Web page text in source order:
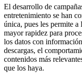
El desarrollo de
entretenimiento se han
única, pues les permite a
mayor rapidez para
los datos con
descargas, el
contenidos más
que los haya.